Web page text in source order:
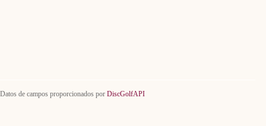
Datos de campos proporcionados por DiscGolfAPI